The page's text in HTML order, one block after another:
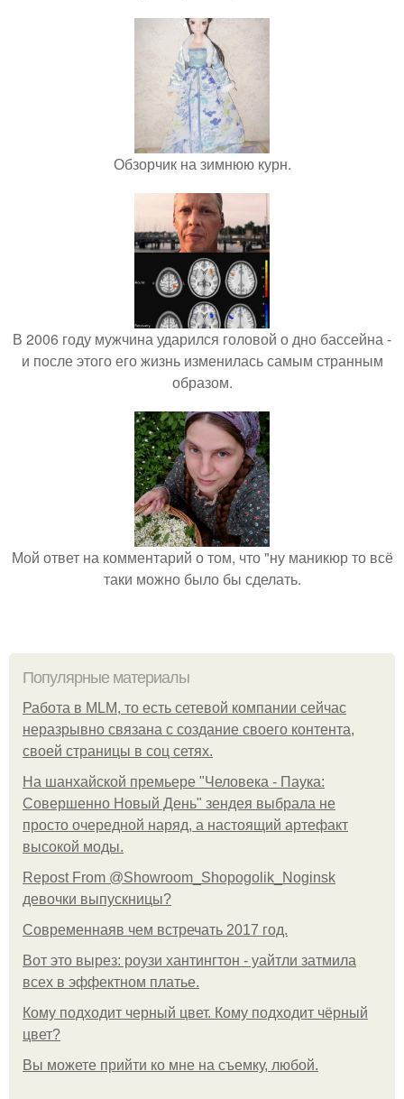
Обзорчик на зимнюю курн.
В 2006 году мужчина ударился головой о дно бассейна -
и после этого его жизнь изменилась самым странным
образом.
Мой ответ на комментарий о том, что "ну маникюр то всё
таки можно было бы сделать.
Популярные материалы
Работа в MLM, то есть сетевой компании сейчас
неразрывно связана с создание своего контента,
своей страницы в соц сетях.
На шанхайской премьере "Человека - Паука:
Совершенно Новый День" зендея выбрала не
просто очередной наряд, а настоящий артефакт
высокой моды.
Repost From @Showroom_Shopogolik_Noginsk
девочки выпускницы?
Современнаяв чем встречать 2017 год.
Вот это вырез: роузи хантингтон - уайтли затмила
всех в эффектном платьe.
Кому подходит черный цвет. Кому подходит чёрный
цвет?
Вы можете прийти ко мне на съемку, любой.